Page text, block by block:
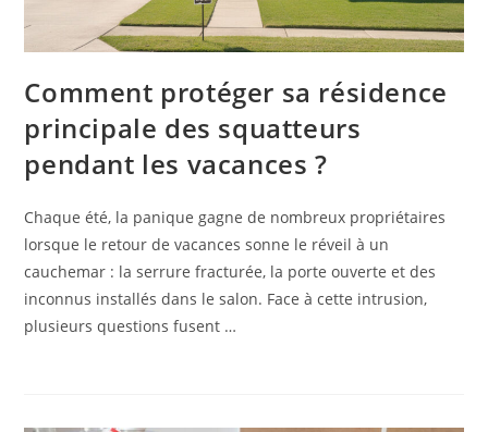
Comment protéger sa résidence
principale des squatteurs
pendant les vacances ?
Chaque été, la panique gagne de nombreux propriétaires
lorsque le retour de vacances sonne le réveil à un
cauchemar : la serrure fracturée, la porte ouverte et des
inconnus installés dans le salon. Face à cette intrusion,
plusieurs questions fusent …